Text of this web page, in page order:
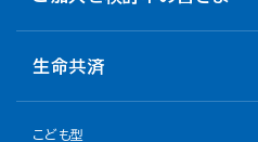
生命共済
こども型